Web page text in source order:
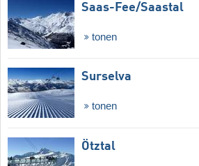
Saas-Fee/​Saastal
tonen
Surselva
tonen
Ötztal